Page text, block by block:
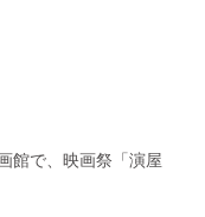
復活さ
くださ
い。
館で、映画祭「演屋